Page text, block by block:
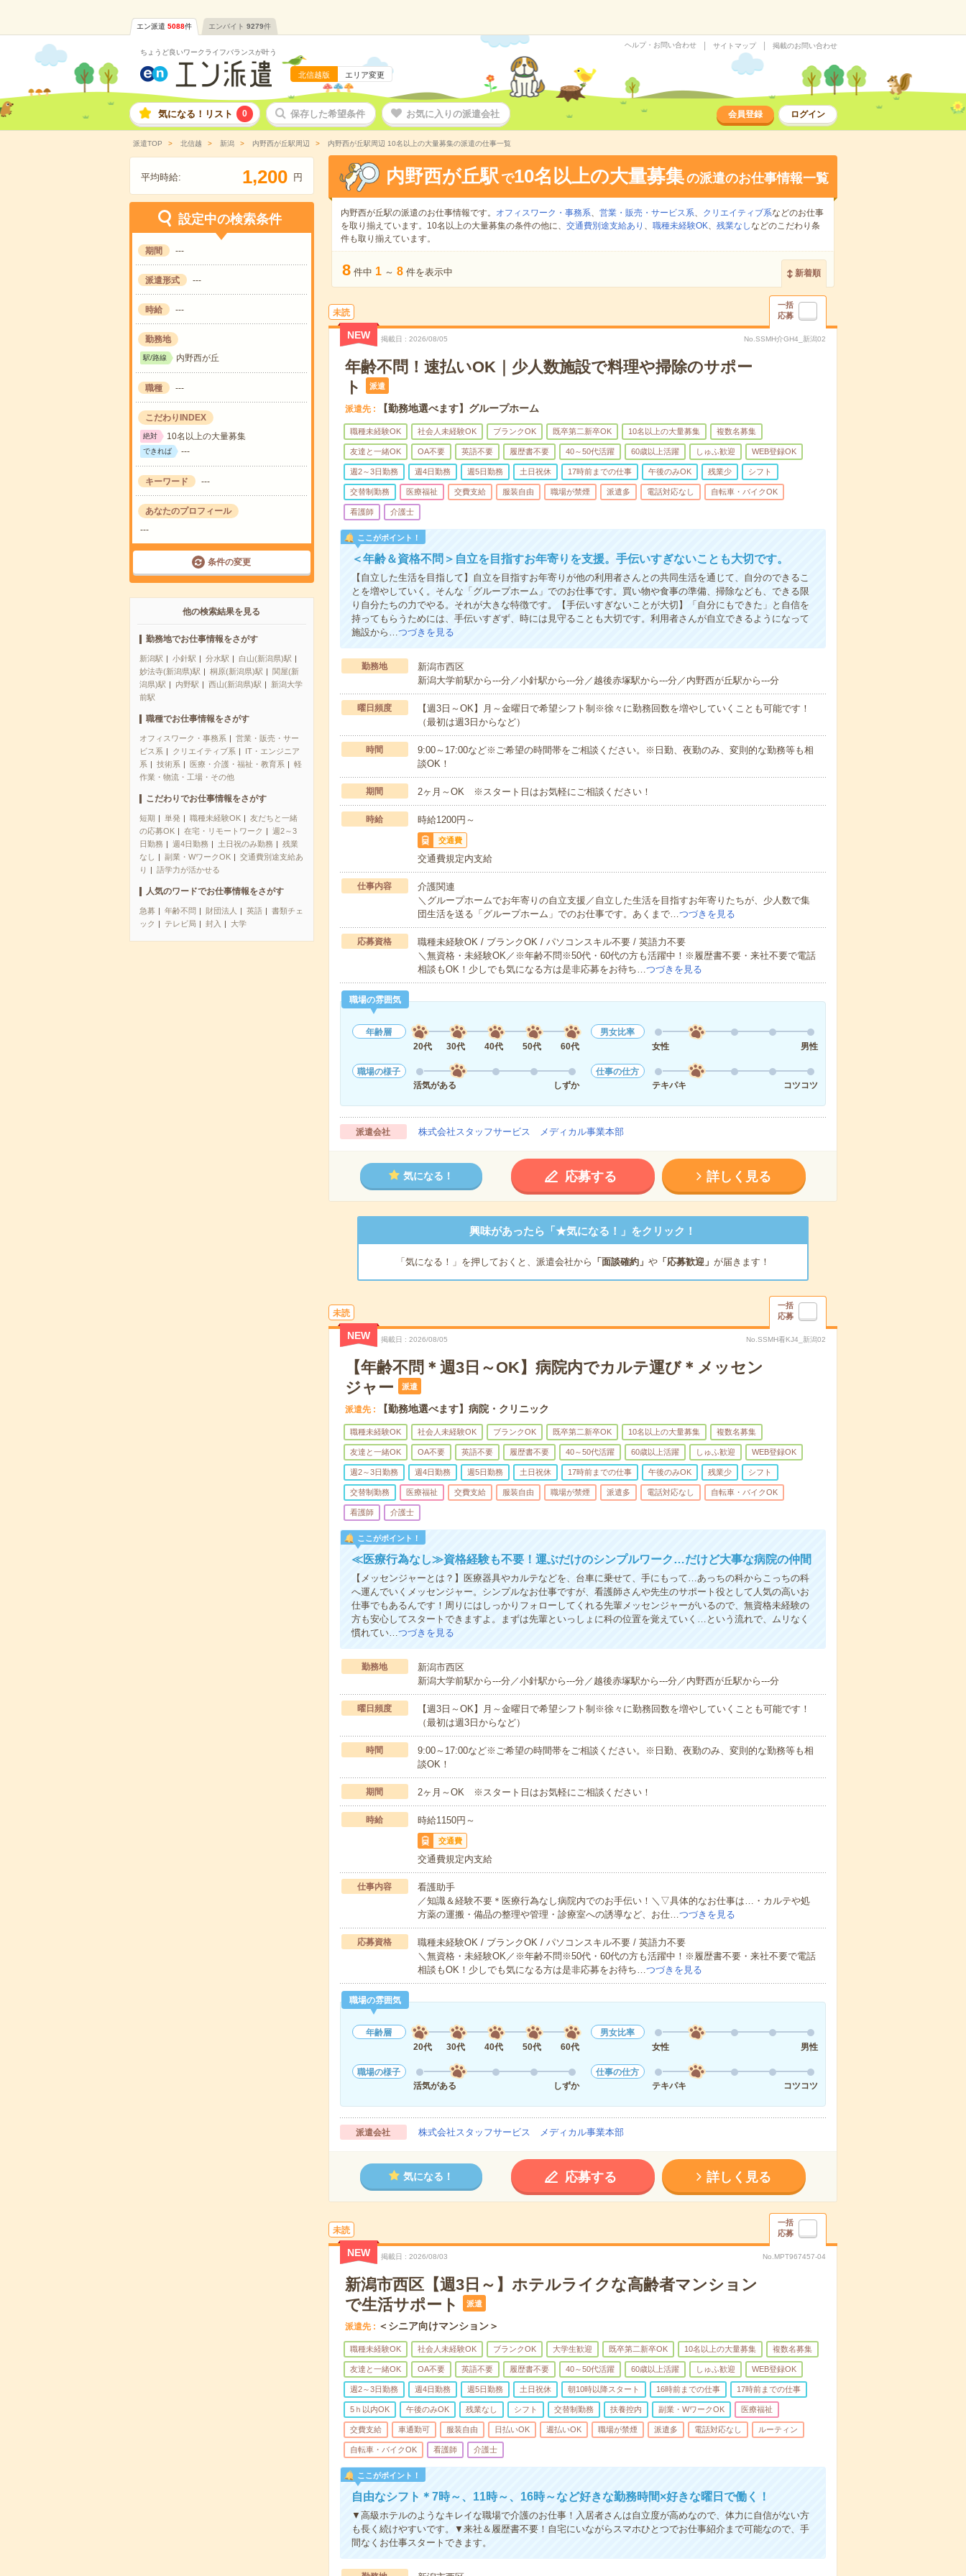
エン派遣 5088件 エンバイト 9279件
ちょうど良いワークライフバランスが叶う
北信越版 エリア変更
ヘルプ・お問い合わせ サイトマップ 掲載のお問い合わせ
気になる！リスト 0 保存した希望条件 お気に入りの派遣会社 会員登録 ログイン
派遣TOP 北信越 新潟 内野西が丘駅周辺 内野西が丘駅周辺 10名以上の大量募集の派遣の仕事一覧
平均時給: 1,200 円
設定中の検索条件
期間 ---
派遣形式 ---
時給 ---
勤務地
駅/路線 内野西が丘
職種 ---
こだわりINDEX
絶対 10名以上の大量募集
できれば ---
キーワード ---
あなたのプロフィール
---
条件の変更
他の検索結果を見る
勤務地でお仕事情報をさがす
新潟駅 小針駅 分水駅
白山(新潟県)駅
妙法寺(新潟県)駅
桐原(新潟県)駅
関屋(新
潟県)駅
内野駅 西山(新潟県)駅
新潟大学
前駅
職種でお仕事情報をさがす
オフィスワーク・事務系
営業・販売・サー
ビス系
クリエイティブ系
IT・エンジニア
系
技術系 医療・介護・福祉・教育系
軽
作業・物流・工場・その他
こだわりでお仕事情報をさがす
短期 単発 職種未経験OK
友だちと一緒
の応募OK
在宅・リモートワーク
週2～3
日勤務
週4日勤務 土日祝のみ勤務
残業
なし
副業・WワークOK
交通費別途支給あ
り
語学力が活かせる
人気のワードでお仕事情報をさがす
急募 年齢不問 財団法人 英語
書類チェ
ック
テレビ局 封入 大学
内野西が丘駅 で10名以上の大量募集の派遣のお仕事情報一覧
内野西が丘駅の派遣のお仕事情報です。 オフィスワーク・事務系、 営業・販売・サービス系、 クリエイティブ系などのお仕事
を取り揃えています。10名以上の大量募集の条件の他に、 交通費別途支給あり 、 職種未経験OK、 残業なしなどのこだわり条
件も取り揃えています。
8 件中 1 ～ 8 件を表示中 新着順
未読
一括
応募
NEW 掲載日 2026/08/05 No.SSMH介GH4_新潟02
年齢不問！速払いOK｜少人数施設で料理や掃除のサポー
ト
派遣
派遣先 【勤務地選べます】グループホーム
職種未経験OK 社会人未経験OK ブランクOK 既卒第二新卒OK 10名以上の大量募集 複数名募集
友達と一緒OK OA不要 英語不要 履歴書不要 40～50代活躍 60歳以上活躍 しゅふ歓迎 WEB登録OK
週2～3日勤務 週4日勤務 週5日勤務 土日祝休 17時前までの仕事 午後のみOK 残業少 シフト
交替制勤務 医療福祉 交費支給 服装自由 職場が禁煙 派遣多 電話対応なし 自転車・バイクOK
看護師 介護士
ここがポイント！
＜年齢＆資格不問＞自立を目指すお年寄りを支援。手伝いすぎないことも大切です。
【自立した生活を目指して】自立を目指すお年寄りが他の利用者さんとの共同生活を通じて、自分のできるこ
とを増やしていく。そんな「グループホーム」でのお仕事です。買い物や食事の準備、掃除なども、できる限
り自分たちの力でやる。それが大きな特徴です。【手伝いすぎないことが大切】「自分にもできた」と自信を
持ってもらうためには、手伝いすぎず、時には見守ることも大切です。利用者さんが自立できるようになって
施設から…つづきを見る
勤務地
新潟市西区
新潟大学前駅から---分／小針駅から---分／越後赤塚駅から---分／内野西が丘駅から---分
曜日頻度
【週3日～OK】月～金曜日で希望シフト制※徐々に勤務回数を増やしていくことも可能です！
（最初は週3日からなど）
時間
9:00～17:00など※ご希望の時間帯をご相談ください。※日勤、夜勤のみ、変則的な勤務等も相
談OK！
期間 2ヶ月～OK ※スタート日はお気軽にご相談ください！
時給 時給1200円～
交通費
交通費規定内支給
仕事内容
介護関連
＼グループホームでお年寄りの自立支援／自立した生活を目指すお年寄りたちが、少人数で集
団生活を送る「グループホーム」でのお仕事です。あくまで…つづきを見る
応募資格
職種未経験OK / ブランクOK / パソコンスキル不要 / 英語力不要
＼無資格・未経験OK／※年齢不問※50代・60代の方も活躍中！※履歴書不要・来社不要で電話
相談もOK！少しでも気になる方は是非応募をお待ち…つづきを見る
職場の雰囲気
年齢層
20代
30代 40代 50代 60代
男女比率
女性
男性
職場の様子
活気がある
しずか
仕事の仕方
テキパキ
コツコツ
派遣会社 株式会社スタッフサービス メディカル事業本部
気になる！ 応募する 詳しく見る
興味があったら「★気になる！」をクリック！
「気になる！」を押しておくと、派遣会社から 「面談確約」 や「応募歓迎」 が届きます！
未読
一括
応募
NEW 掲載日 2026/08/05 No.SSMH看KJ4_新潟02
【年齢不問＊週3日～OK】病院内でカルテ運び＊メッセン
ジャー
派遣
派遣先 【勤務地選べます】病院・クリニック
職種未経験OK 社会人未経験OK ブランクOK 既卒第二新卒OK 10名以上の大量募集 複数名募集
友達と一緒OK OA不要 英語不要 履歴書不要 40～50代活躍 60歳以上活躍 しゅふ歓迎 WEB登録OK
週2～3日勤務 週4日勤務 週5日勤務 土日祝休 17時前までの仕事 午後のみOK 残業少 シフト
交替制勤務 医療福祉 交費支給 服装自由 職場が禁煙 派遣多 電話対応なし 自転車・バイクOK
看護師 介護士
ここがポイント！
≪医療行為なし≫資格経験も不要！運ぶだけのシンプルワーク…だけど大事な病院の仲間
【メッセンジャーとは？】医療器具やカルテなどを、台車に乗せて、手にもって…あっちの科からこっちの科
へ運んでいくメッセンジャー。シンプルなお仕事ですが、看護師さんや先生のサポート役として人気の高いお
仕事でもあるんです！周りにはしっかりフォローしてくれる先輩メッセンジャーがいるので、無資格未経験の
方も安心してスタートできますよ。まずは先輩といっしょに科の位置を覚えていく…という流れで、ムリなく
慣れてい…つづきを見る
勤務地
新潟市西区
新潟大学前駅から---分／小針駅から---分／越後赤塚駅から---分／内野西が丘駅から---分
曜日頻度
【週3日～OK】月～金曜日で希望シフト制※徐々に勤務回数を増やしていくことも可能です！
（最初は週3日からなど）
時間
9:00～17:00など※ご希望の時間帯をご相談ください。※日勤、夜勤のみ、変則的な勤務等も相
談OK！
期間 2ヶ月～OK ※スタート日はお気軽にご相談ください！
時給 時給1150円～
交通費
交通費規定内支給
仕事内容
看護助手
／知識＆経験不要＊医療行為なし病院内でのお手伝い！＼▽具体的なお仕事は…・カルテや処
方薬の運搬・備品の整理や管理・診療室への誘導など、お仕…つづきを見る
応募資格
職種未経験OK / ブランクOK / パソコンスキル不要 / 英語力不要
＼無資格・未経験OK／※年齢不問※50代・60代の方も活躍中！※履歴書不要・来社不要で電話
相談もOK！少しでも気になる方は是非応募をお待ち…つづきを見る
職場の雰囲気
年齢層
20代
30代 40代 50代 60代
男女比率
女性
男性
職場の様子
活気がある
しずか
仕事の仕方
テキパキ
コツコツ
派遣会社 株式会社スタッフサービス メディカル事業本部
気になる！ 応募する 詳しく見る
未読
一括
応募
NEW 掲載日 2026/08/03 No.MPT967457-04
新潟市西区【週3日～】ホテルライクな高齢者マンション
で生活サポート
派遣
派遣先 ＜シニア向けマンション＞
職種未経験OK 社会人未経験OK ブランクOK 大学生歓迎 既卒第二新卒OK 10名以上の大量募集 複数名募集
友達と一緒OK OA不要 英語不要 履歴書不要 40～50代活躍 60歳以上活躍 しゅふ歓迎 WEB登録OK
週2～3日勤務 週4日勤務 週5日勤務 土日祝休 朝10時以降スタート 16時前までの仕事 17時前までの仕事
5ｈ以内OK 午後のみOK 残業なし シフト 交替制勤務 扶養控内 副業・WワークOK 医療福祉
交費支給 車通勤可 服装自由 日払いOK 週払いOK 職場が禁煙 派遣多 電話対応なし ルーティン
自転車・バイクOK 看護師 介護士
ここがポイント！
自由なシフト＊7時～、11時～、16時～など好きな勤務時間×好きな曜日で働く！
▼高級ホテルのようなキレイな職場で介護のお仕事！入居者さんは自立度が高めなので、体力に自信がない方
も長く続けやすいです。▼来社＆履歴書不要！自宅にいながらスマホひとつでお仕事紹介まで可能なので、手
間なくお仕事スタートできます。